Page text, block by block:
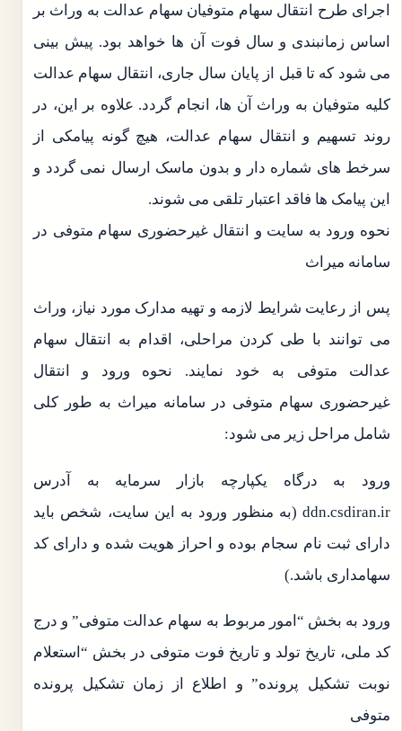
اجرای طرح انتقال سهام متوفیان سهام عدالت به وراث بر
اساس زمانبندی و سال فوت آن‌ ها خواهد بود. پیش بینی
می شود که تا قبل از پایان سال جاری، انتقال سهام عدالت
کلیه متوفیان به وراث آن ها، انجام گردد. علاوه بر این، در
روند تسهیم و انتقال سهام عدالت، هیچ گونه پیامکی از
سرخط‌ های شماره دار و بدون ماسک ارسال نمی گردد و
این پیامک‌ ها فاقد اعتبار تلقی می شوند.
نحوه ورود به سایت و انتقال غیرحضوری سهام متوفی در
سامانه میراث
پس از رعایت شرایط لازمه و تهیه مدارک مورد نیاز، وراث
می توانند با طی کردن مراحلی، اقدام به انتقال سهام
عدالت متوفی به خود نمایند. نحوه ورود و انتقال
غیرحضوری سهام متوفی در سامانه میراث به طور کلی
شامل مراحل زیر می شود:
ورود به درگاه یکپارچه بازار سرمایه به آدرس
ddn.csdiran.ir (به منظور ورود به این سایت، شخص باید
دارای ثبت نام سجام بوده و احراز هویت شده و دارای کد
سهامداری باشد.)
ورود به بخش “امور مربوط به سهام عدالت متوفی” و درج
کد ملی، تاریخ تولد و تاریخ فوت متوفی در بخش “استعلام
نوبت تشکیل پرونده” و اطلاع از زمان تشکیل پرونده
متوفی